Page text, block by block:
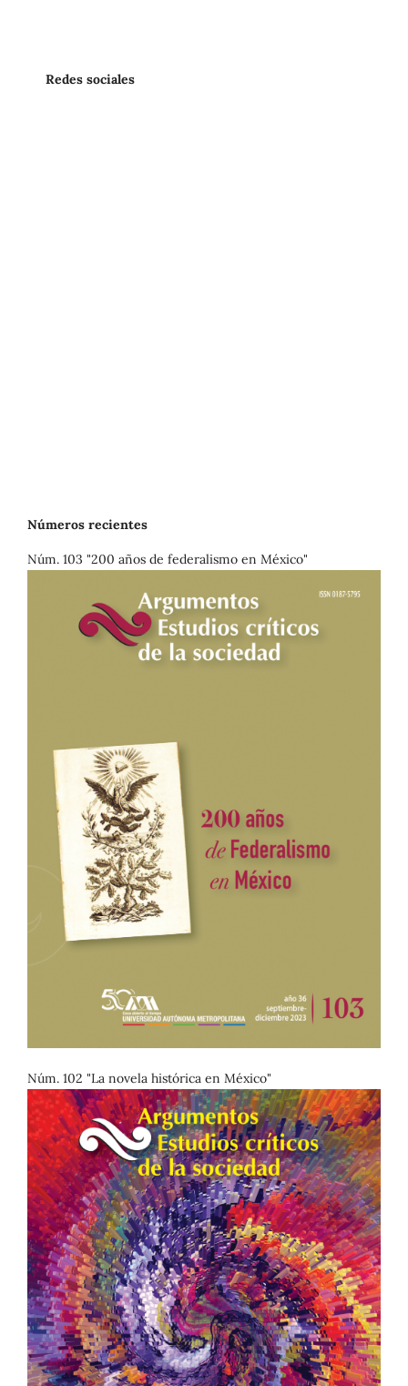
Redes sociales
Números recientes
Núm. 103 "200 años de federalismo en México"
Núm. 102 "La novela histórica en México"